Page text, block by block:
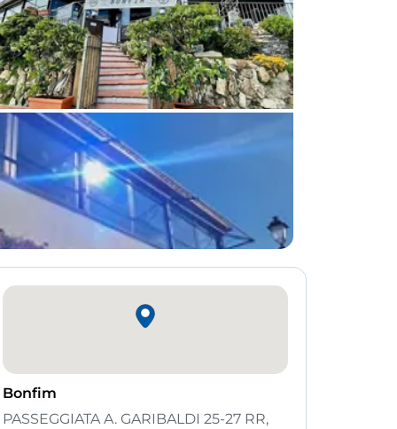
Bonfim
PASSEGGIATA A. GARIBALDI 25-27 RR,